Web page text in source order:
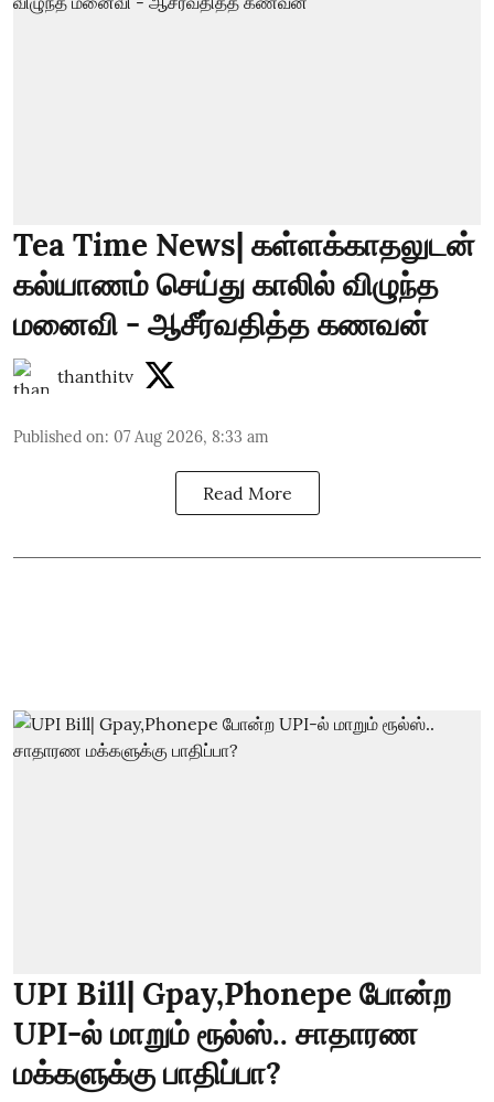
Tea Time News| கள்ளக்காதலுடன்
கல்யாணம் செய்து காலில் விழுந்த
மனைவி - ஆசீர்வதித்த கணவன்
thanthitv
Published on: 07 Aug 2026, 8:33 am
Read More
UPI Bill| Gpay,Phonepe போன்ற
UPI-ல் மாறும் ரூல்ஸ்.. சாதாரண
மக்களுக்கு பாதிப்பா?